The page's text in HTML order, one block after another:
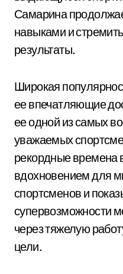
Самарина
навыками и
результаты.
Широкая
ее впечатляющие
ее одной из самых
уважаемых
рекордные времена
вдохновением для
спортсменов и
супервозможности
через тяжелую
цели.